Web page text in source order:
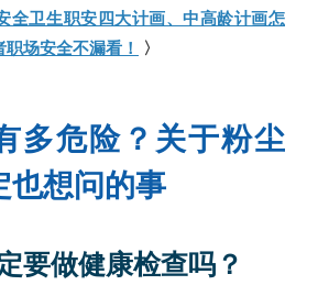
全卫生职安四大计画、中高龄计画怎
场安全不漏看！ 〉
多危险？关于粉尘
也想问的事
要做健康检查吗？